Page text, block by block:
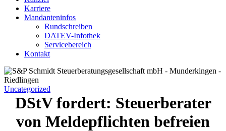
Karriere
Mandanteninfos
Rundschreiben
DATEV-Infothek
Servicebereich
Kontakt
Uncategorized
DStV fordert: Steuerberater
von Meldepflichten befreien